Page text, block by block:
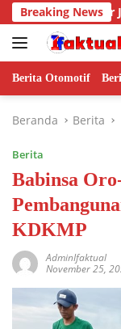
Langsung
ke
konten
Breaking News
Gelar Jumat
Berita Otomotif
Beranda Berita
Berita
Babinsa
KDKMP
AdminIfaktual
November 25,